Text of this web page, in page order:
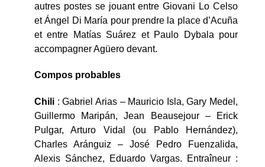
autres postes se jouant entre Giovani Lo Celso
et Ángel Di María pour prendre la place d’Acuña
et entre Matías Suárez et Paulo Dybala pour
accompagner Agüero devant.
Compos probables
Chili : Gabriel Arias – Mauricio Isla, Gary Medel,
Guillermo Maripán, Jean Beausejour – Erick
Pulgar, Arturo Vidal (ou Pablo Hernández),
Charles Aránguiz – José Pedro Fuenzalida,
Alexis Sánchez, Eduardo Vargas. Entraîneur :